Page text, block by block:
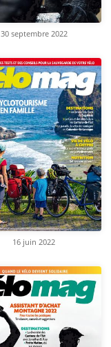
30 septembre 2022
16 juin 2022